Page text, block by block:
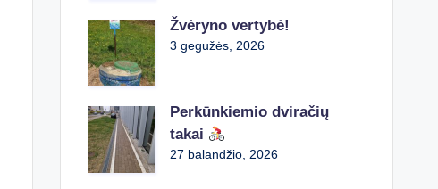
Žvėryno vertybė!
3 gegužės, 2026
Perkūnkiemio dviračių
takai
27 balandžio, 2026